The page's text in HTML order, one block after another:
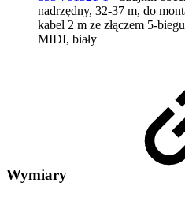
nadrzędny, 32-37 m, do
kabel 2 m ze złączem 5-
MIDI, biały
Wymiary